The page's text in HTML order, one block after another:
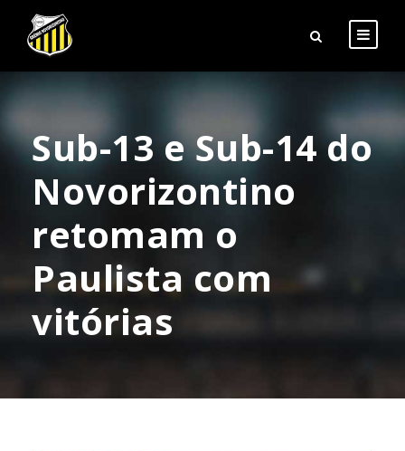
Sub-13 e Sub-14 do
Novorizontino
retomam o
Paulista com
vitórias